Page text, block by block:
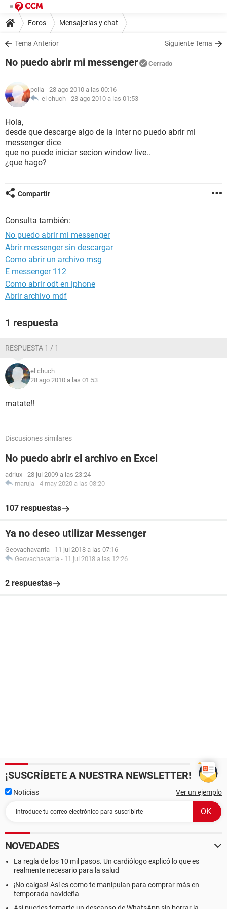
Foros Mensajerías y chat
Tema Anterior Siguiente Tema
No puedo abrir mi messenger Cerrado
polla - 28 ago 2010 a las 00:16
el chuch - 28 ago 2010 a las 01:53
Hola,
desde que descarge algo de la inter no puedo abrir mi
messenger dice
que no puede iniciar secion window live..
¿que hago?
Compartir
Consulta también:
No puedo abrir mi messenger
Abrir messenger sin descargar
Como abrir un archivo msg
E messenger 112
Como abrir odt en iphone
Abrir archivo mdf
1 respuesta
RESPUESTA 1 / 1
el chuch
28 ago 2010 a las 01:53
matate!!
Discusiones similares
No puedo abrir el archivo en Excel
adriux - 28 jul 2009 a las 23:24
maruja - 4 may 2020 a las 08:20
107 respuestas
Ya no deseo utilizar Messenger
Geovachavarria - 11 jul 2018 a las 07:16
Geovachavarria - 11 jul 2018 a las 12:26
2 respuestas
¡SUSCRÍBETE A NUESTRA NEWSLETTER!
Noticias Ver un ejemplo
NOVEDADES
La regla de los 10 mil pasos. Un cardiólogo explicó lo que es
realmente necesario para la salud
¡No caigas! Así es como te manipulan para comprar más en
temporada navideña